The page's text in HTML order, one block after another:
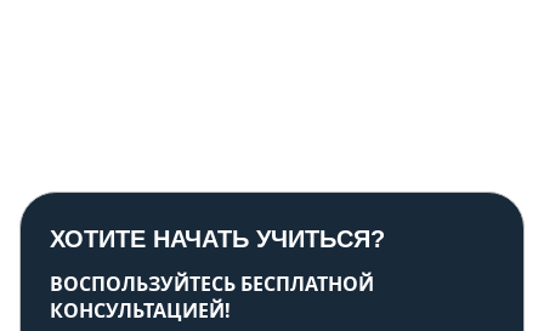
ХОТИТЕ НАЧАТЬ УЧИТЬСЯ?
ВОСПОЛЬЗУЙТЕСЬ БЕСПЛАТНОЙ
КОНСУЛЬТАЦИЕЙ!